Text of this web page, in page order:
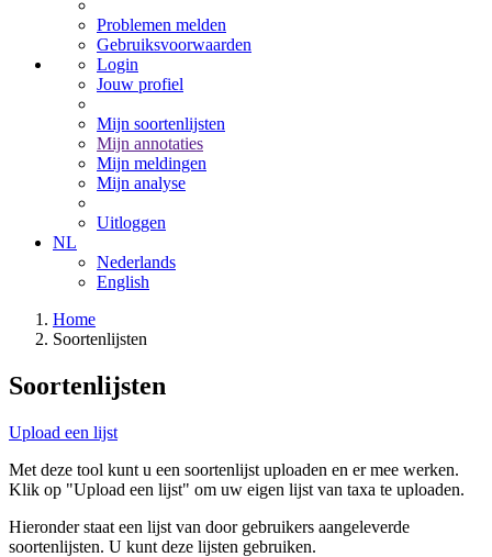
Problemen melden
Gebruiksvoorwaarden
Login
Jouw profiel
Mijn soortenlijsten
Mijn annotaties
Mijn meldingen
Mijn analyse
Uitloggen
NL
Nederlands
English
Home
Soortenlijsten
Soortenlijsten
Upload een lijst
Met deze tool kunt u een soortenlijst uploaden en er mee werken.
Klik op "Upload een lijst" om uw eigen lijst van taxa te uploaden.
Hieronder staat een lijst van door gebruikers aangeleverde
soortenlijsten. U kunt deze lijsten gebruiken.